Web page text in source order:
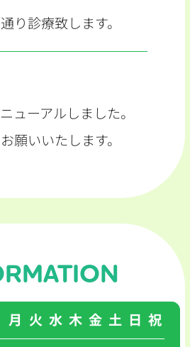
り診療致します。
ューアルしました。
願いいたします。
月 火 水 木 金 土 日 祝